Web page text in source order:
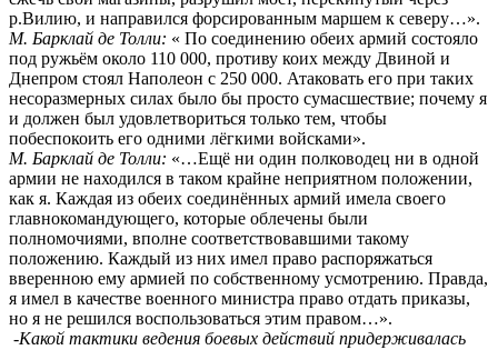
р.Вилию, и направился форсированным маршем к северу…».
М. Барклай де Толли: « По соединению обеих армий состояло
под ружьём около 110 000, противу коих между Двиной и
Днепром стоял Наполеон с 250 000. Атаковать его при таких
несоразмерных силах было бы просто сумасшествие; почему я
и должен был удовлетвориться только тем, чтобы
побеспокоить его одними лёгкими войсками».
М. Барклай де Толли: «…Ещё ни один полководец ни в одной
армии не находился в таком крайне неприятном положении,
как я. Каждая из обеих соединённых армий имела своего
главнокомандующего, которые облечены были
полномочиями, вполне соответствовавшими такому
положению. Каждый из них имел право распоряжаться
вверенною ему армией по собственному усмотрению. Правда,
я имел в качестве военного министра право отдать приказы,
но я не решился воспользоваться этим правом…».
-Какой тактики ведения боевых действий придерживалась